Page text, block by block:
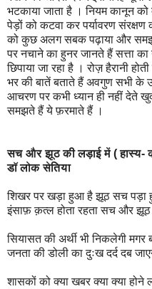
भटकाया जाता है । नियम कानून को
पेड़ों को कटवा कर पर्यावरण संरक्षण
को कुछ अलग सबक पढ़ाया और
पर नचाने का हुनर जानते हैं सत्ता
छिपाया जा रहा है । रोज़ हैरानी
भर की बातें बताते हैं अवगुण सभी
आचरण पर कभी ध्यान ही नहीं देते
समझते हैं ये फ़रमाते हैं ।
सच और झूठ की लड़ाई में ( हास्य-
डॉ लोक सेतिया
शिखर पर खड़ा हुआ है झूठ सच पड़ा
इंसाफ़ क़त्ल होता रहता सच और झूठ
सियासत की अर्थी भी निकलेगी मगर
जनता की डोली का दुःख दर्द दब
शासकों को क्या खबर क्या क्या होने